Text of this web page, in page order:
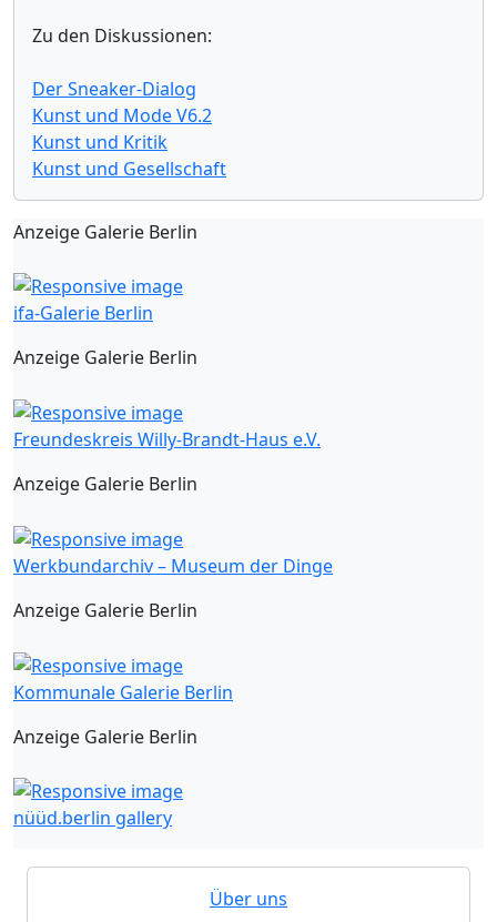
Zu den Diskussionen:
Der Sneaker-Dialog
Kunst und Mode V6.2
Kunst und Kritik
Kunst und Gesellschaft
Anzeige Galerie Berlin
ifa-Galerie Berlin
Anzeige Galerie Berlin
Freundeskreis Willy-Brandt-Haus e.V.
Anzeige Galerie Berlin
Werkbundarchiv – Museum der Dinge
Anzeige Galerie Berlin
Kommunale Galerie Berlin
Anzeige Galerie Berlin
nüüd.berlin gallery
Über uns